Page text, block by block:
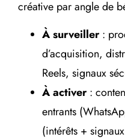
créative par angle de
À surveiller:
d’acquisition,
Reels, signaux
À activer:
entrants
(intérêts +